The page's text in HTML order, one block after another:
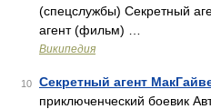
(спецслужбы) Секретный
агент (фильм) …
Википедия
10 Секретный агент
приключенческий боевик